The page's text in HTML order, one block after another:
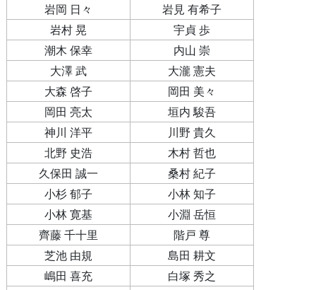
岩岡 日々
岩見 有希子
岩村 晃
宇貞 歩
潮木 保幸
内山 崇
大澤 武
大瀧 憲夫
大森 啓子
岡田 美々
岡田 亮太
垣内 駿吾
神川 洋平
川野 貴久
北野 史浩
木村 哲也
久保田 誠一
桑村 紀子
小杉 郁子
小林 知子
小林 寛基
小淵 岳恒
齊藤 千十里
階戸 尊
芝池 由規
島田 耕文
嶋田 喜充
白塚 秀之